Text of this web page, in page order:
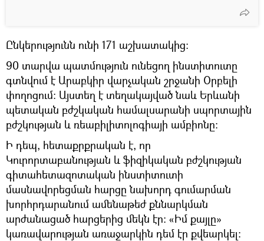
Ընկերությունն ունի 171 աշխատակից:
90 տարվա պատմություն ունեցող ինստիտուտը
գտնվում է Արաբկիր վարչական շրջանի Օրբելի
փողոցում: Այստեղ է տեղակայված նաև Երևանի
պետական բժշկական համալսարանի սպորտային
բժշկության և ռեաբիլիտոլոգիայի ամբիոնը:
Ի դեպ, հետաքրքրական է, որ
Կուրորտաբանության և ֆիզիկական բժշկության
գիտահետազոտական ինստիտուտի
մասնավորեցման հարցը նախորդ գումարման
խորհրդարանում ամենաթեժ քննարկման
արժանացած հարցերից մեկն էր։ «Իմ քայլը»
կառավարության առաջարկին դեմ էր քվեարկել։